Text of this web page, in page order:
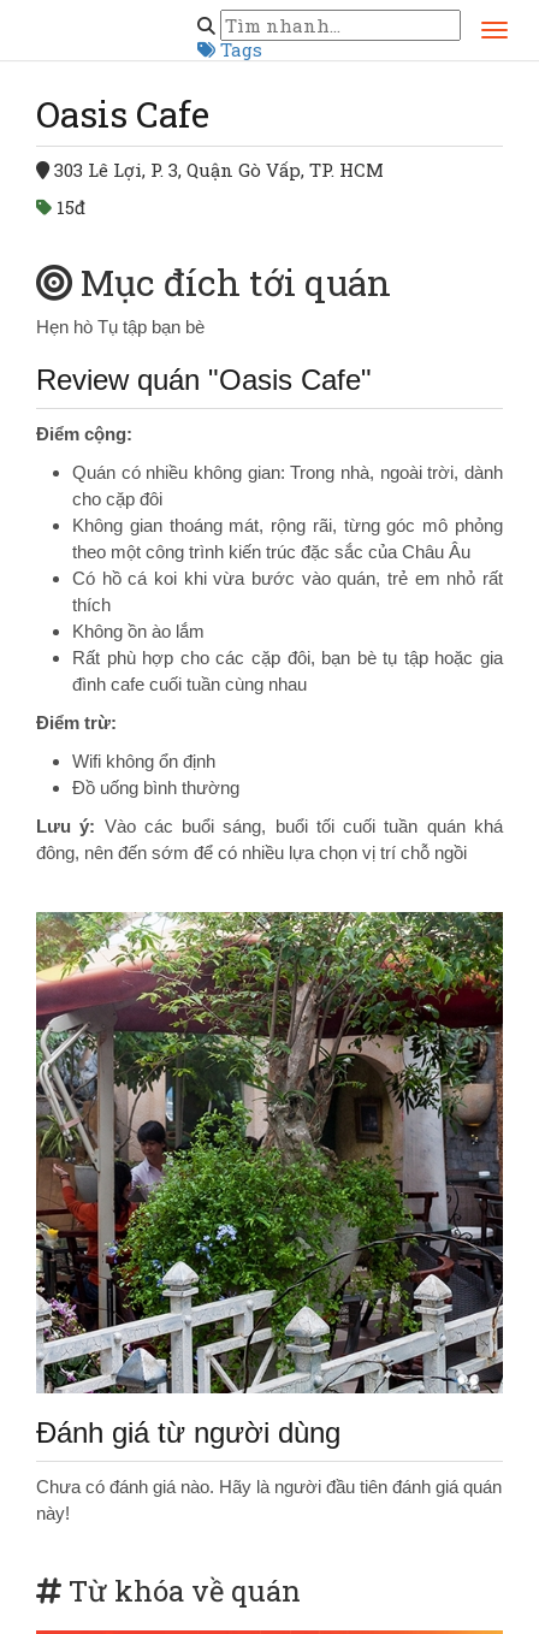
Tags
Hồ Chí Minh
Oasis Cafe
303 Lê Lợi, P. 3, Quận Gò Vấp, TP. HCM
15đ
Mục đích tới quán
Hẹn hò Tụ tập bạn bè
Review quán "Oasis Cafe"
Điểm cộng:
Quán có nhiều không gian: Trong nhà, ngoài trời, dành
cho cặp đôi
Không gian thoáng mát, rộng rãi, từng góc mô phỏng
theo một công trình kiến trúc đặc sắc của Châu Âu
Có hồ cá koi khi vừa bước vào quán, trẻ em nhỏ rất
thích
Không ồn ào lắm
Rất phù hợp cho các cặp đôi, bạn bè tụ tập hoặc gia
đình cafe cuối tuần cùng nhau
Điểm trừ:
Wifi không ổn định
Đồ uống bình thường
Lưu ý: Vào các buổi sáng, buổi tối cuối tuần quán khá
đông, nên đến sớm để có nhiều lựa chọn vị trí chỗ ngồi
Đánh giá từ người dùng
Chưa có đánh giá nào. Hãy là người đầu tiên đánh giá quán
này!
Từ khóa về quán